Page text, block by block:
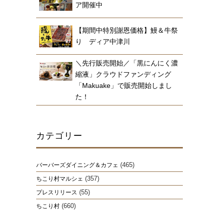
ア開催中
【期間中特別謝恩価格】鰻＆牛祭
り ディア中津川
＼先行販売開始／「黒にんにく濃
縮液」クラウドファンディング
「Makuake」で販売開始しまし
た！
カテゴリー
バーバーズダイニング＆カフェ (465)
ちこり村マルシェ (357)
プレスリリース (55)
ちこり村 (660)